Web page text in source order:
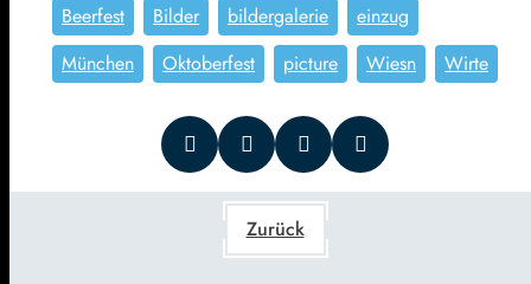
Beerfest Bilder bildergalerie
einzug
München
Oktoberfest picture Wiesn Wirte
Zurück